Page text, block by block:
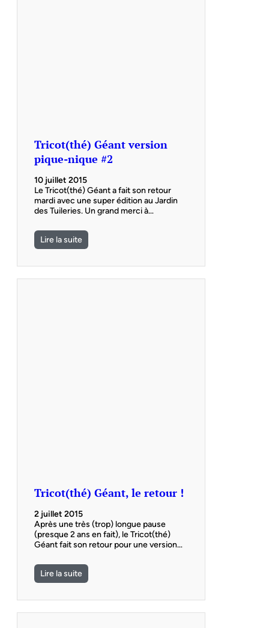
Tricot(thé) Géant version
pique-nique #2
10 juillet 2015
Le Tricot(thé) Géant a fait son retour
mardi avec une super édition au Jardin
des Tuileries. Un grand merci à…
Lire la suite
Tricot(thé) Géant, le retour !
2 juillet 2015
Après une très (trop) longue pause
(presque 2 ans en fait), le Tricot(thé)
Géant fait son retour pour une version…
Lire la suite